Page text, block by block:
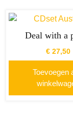
Deal with a
€27,50
Toevoegen